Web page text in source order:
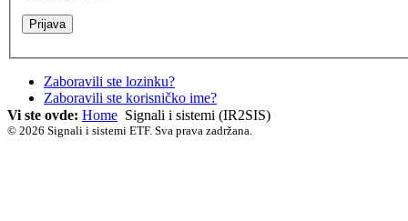
Zaboravili ste lozinku?
Zaboravili ste korisničko ime?
Vi ste ovde: Home Signali i sistemi (IR2SIS)
© 2026 Signali i sistemi ETF. Sva prava zadržana.